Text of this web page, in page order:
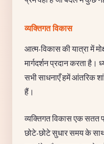
व्यक्तिगत विकास
आत्म-विकास की यात्रा में
मार्गदर्शन प्रदान करता है।
सभी साधनाएँ हमें आंतरिक
हैं।
व्यक्तिगत विकास एक सतत
छोटे-छोटे सुधार समय के